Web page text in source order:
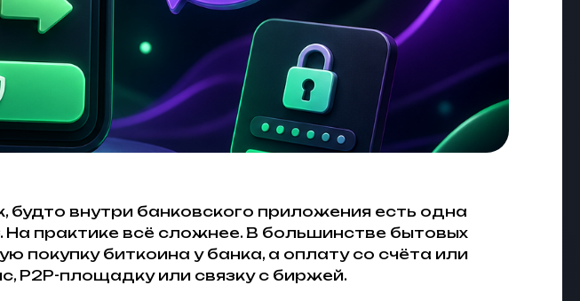
будто внутри банковского приложения есть одна
На практике всё сложнее. В большинстве бытовых
покупку биткоина у банка, а оплату со счёта или
P2P-площадку или связку с биржей.